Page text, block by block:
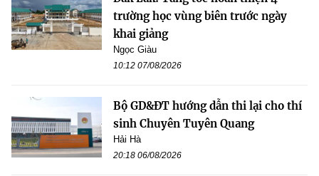
trường học vùng biên trước ngày
khai giảng
Ngọc Giàu
10:12 07/08/2026
Bộ GD&ĐT hướng dẫn thi lại cho thí
sinh Chuyên Tuyên Quang
Hải Hà
20:18 06/08/2026